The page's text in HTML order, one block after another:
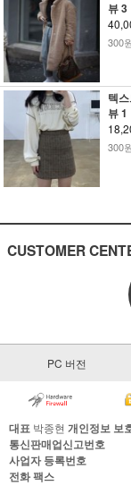
뷰 3
300
텍
뷰 1
300
CUSTOMER
PC 버전
대표 박종현 개인정보 보
통신판매업신고번호
사업자 등록번호
전화팩스